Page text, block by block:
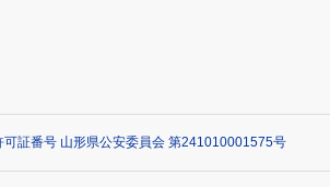
証番号 山形県公安委員会 第241010001575号